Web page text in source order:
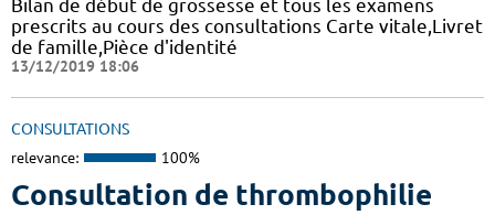
Bilan de début de grossesse et tous les examens
prescrits au cours des consultations Carte vitale,Livret
de famille,Pièce d'identité
13/12/2019 18:06
CONSULTATIONS
relevance: 100%
Consultation de thrombophilie